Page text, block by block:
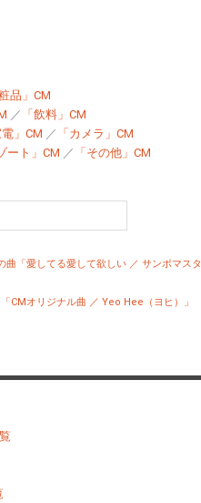
品」CM
／ 「飲料」CM
電」CM ／ 「カメラ」CM
ート」CM ／ 「その他」CM
曲「愛してる愛して欲しい ／ サンボマスタ
CMオリジナル曲 ／ Yeo Hee（ヨヒ）」